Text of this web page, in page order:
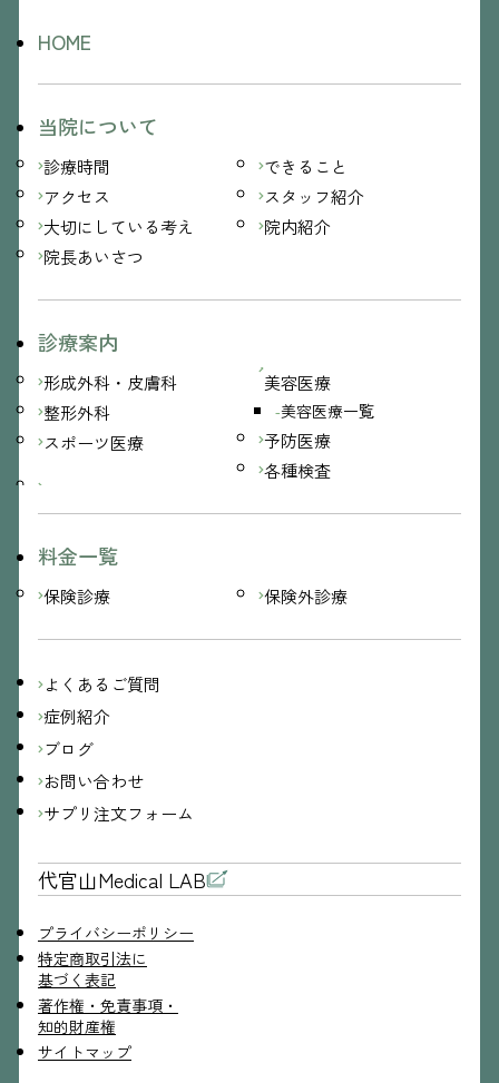
HOME
当院について
診療時間
アクセス
大切にしている考え
院長あいさつ
できること
スタッフ紹介
院内紹介
診療案内
形成外科・皮膚科
整形外科
スポーツ医療
美容医療
美容医療一覧
予防医療
各種検査
料金一覧
保険診療 保険外診療
よくあるご質問
症例紹介
ブログ
お問い合わせ
サプリ注文フォーム
代官山Medical LAB
プライバシーポリシー
特定商取引法に
基づく表記
著作権・免責事項・
知的財産権
サイトマップ